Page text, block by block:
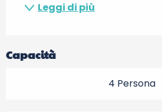
Leggi di più
Capacità
4 Persona